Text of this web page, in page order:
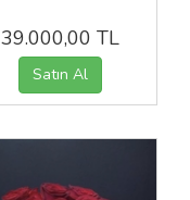
39.000,00 TL